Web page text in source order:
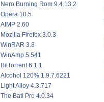
Nero Burning Rom 9.4.13.2
Opera 10.5
AIMP 2.60
Mozilla Firefox 3.0.3
WinRAR 3.8
WinAmp 5.541
BitTorrent 6.1.1
Alcohol 120% 1.9.7.6221
Light Alloy 4.3.717
The Bat! Pro 4.0.34